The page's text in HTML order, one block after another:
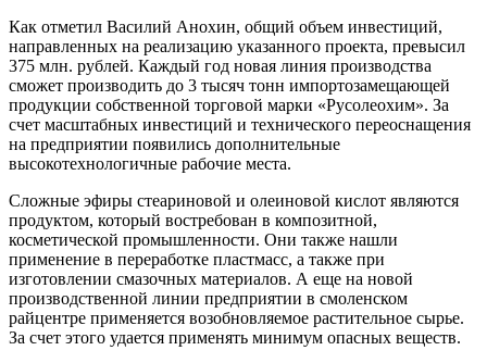
Как отметил Василий Анохин, общий объем инвестиций,
направленных на реализацию указанного проекта, превысил
375 млн. рублей. Каждый год новая линия производства
сможет производить до 3 тысяч тонн импортозамещающей
продукции собственной торговой марки «Русолеохим». За
счет масштабных инвестиций и технического переоснащения
на предприятии появились дополнительные
высокотехнологичные рабочие места.
Сложные эфиры стеариновой и олеиновой кислот являются
продуктом, который востребован в композитной,
косметической промышленности. Они также нашли
применение в переработке пластмасс, а также при
изготовлении смазочных материалов. А еще на новой
производственной линии предприятии в смоленском
райцентре применяется возобновляемое растительное сырье.
За счет этого удается применять минимум опасных веществ.